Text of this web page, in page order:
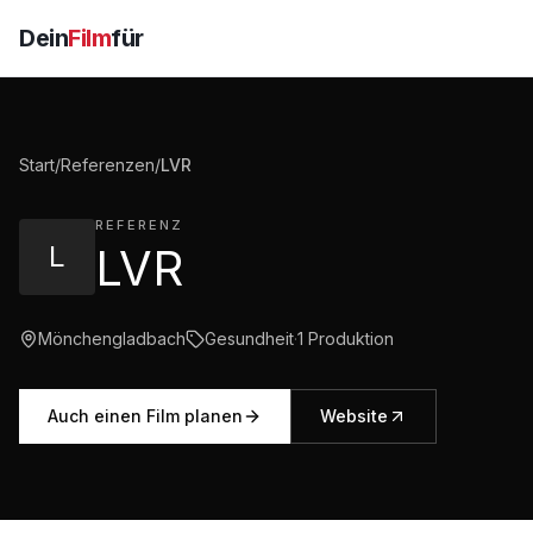
DeinFilmfür
Start/Referenzen/LVR
L
REFERENZ
LVR
Mönchengladbach Gesundheit·1 Produktion
Auch einen Film planen Website